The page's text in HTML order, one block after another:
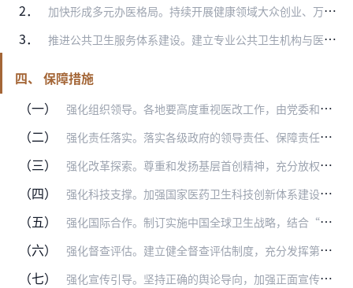
2．
加快形成多元办医格局。持续开展健康领域大众创业、万众创新。鼓励社会力量兴办健康服务业，扩大健康服务相关支撑产业规模，优化健康服务业发展环境。健全非营利性和营利性…
3． 推进公共卫生服务体系建设。建立专业公共卫生机构与医疗机构、基层医疗卫生机构分工协作机制，健全基本公共卫生服务项目和重大公共卫生服务项目遴选机制。到2020年，基…
四、 保障措施
（一）
强化组织领导。各地要高度重视医改工作，由党委和政府主要负责同志或一位主要负责同志担任医改领导小组组长，亲自负责医改工作，充分发挥医改领导小组的统筹协调作用，统一…
（二） 强化责任落实。落实各级政府的领导责任、保障责任、管理责任、监督责任，建立责任落实和考核的刚性约束机制。加大政府卫生投入力度，到2020年，全面落实政府对符合区域…
（三） 强化改革探索。尊重和发扬基层首创精神，充分放权，鼓励地方锐意进取、因地制宜大胆探索，特别是针对一些矛盾和问题多、攻坚难度大的改革，主动作为、勇于攻坚，创造性开展…
（四） 强化科技支撑。加强国家医药卫生科技创新体系建设，继续组织国家科技重大专项和重点研发计划项目，提升科技创新能力。依托各类重点实验室、国家临床医学研究中心和协同研究…
（五） 强化国际合作。制订实施中国全球卫生战略，结合“一带一路”建设，建立完善国际交流合作机制，加强多双边交流合作，深入参与全球卫生治理，交流借鉴改革发展有益经验。搭建…
（六） 强化督查评估。建立健全督查评估制度，充分发挥第三方评估作用，强化结果运用和激励问责。增强监测实时性和准确性，将监测结果运用到政策制定、执行、督查、整改全过程。国…
（七） 强化宣传引导。坚持正确的舆论导向，加强正面宣传和舆论引导，大力宣传医改进展成效、典型经验和先进人物，加强政策解读，及时回应社会关切，合理引导社会预期，提高群众对…